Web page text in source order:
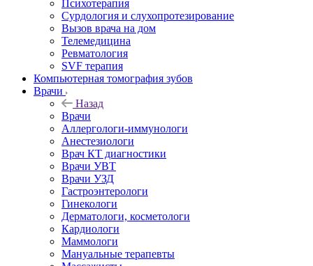
Психотерапия
Сурдология и слухопротезирование
Вызов врача на дом
Телемедицина
Ревматология
SVF терапия
Компьютерная томография зубов
Врачи
Назад
Врачи
Аллергологи-иммунологи
Анестезиологи
Врач КТ диагностики
Врачи УВТ
Врачи УЗД
Гастроэнтерологи
Гинекологи
Дерматологи, косметологи
Кардиологи
Маммологи
Мануальные терапевты